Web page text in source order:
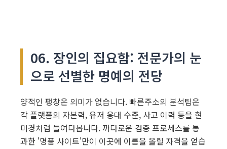
06. 장인의 집요함: 전문가의 눈
으로 선별한 명예의 전당
양적인 팽창은 의미가 없습니다. 빠른주소의 분석팀은
각 플랫폼의 자본력, 유저 응대 수준, 사고 이력 등을 현
미경처럼 들여다봅니다. 까다로운 검증 프로세스를 통
과한 '명품 사이트'만이 이곳에 이름을 올릴 자격을 얻습